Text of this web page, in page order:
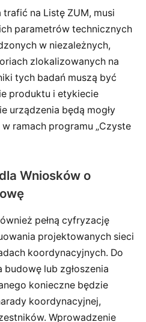
trafić na Listę ZUM, musi
parametrów technicznych
w niezależnych,
zlokalizowanych na
tych badań muszą być
produktu i etykiecie
urządzenia będą mogły
ramach programu „Czyste
Wniosków o
pełną cyfryzację
projektowanych sieci
koordynacyjnych. Do
lub zgłoszenia
konieczne będzie
koordynacyjnej,
Wprowadzenie